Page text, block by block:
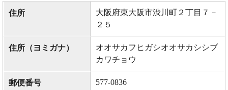
住所
大阪府東大阪市渋川町２丁目７－
２５
住所（ヨミガナ）
オオサカフヒガシオオサカシシブ
カワチョウ
郵便番号 577-0836